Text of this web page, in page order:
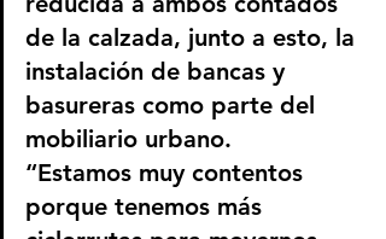
de la calzada, junto a esto, la
instalación de bancas y
basureras como parte del
mobiliario urbano.
​“Estamos muy contentos
porque tenemos más